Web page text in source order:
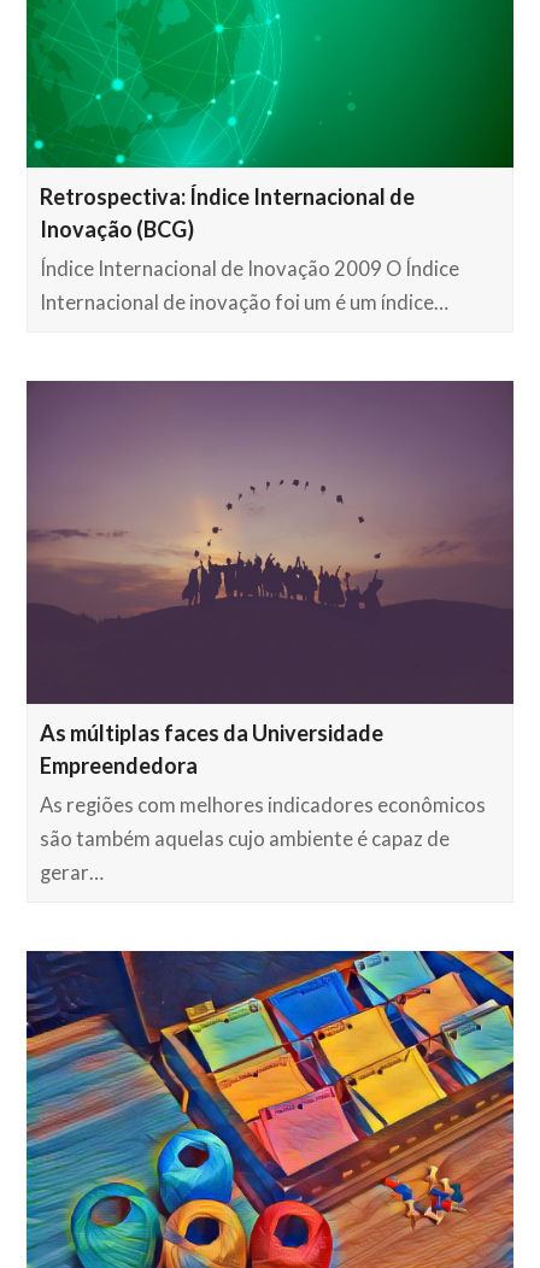
Retrospectiva: Índice Internacional de
Inovação (BCG)
Índice Internacional de Inovação 2009 O Índice
Internacional de inovação foi um é um índice…
As múltiplas faces da Universidade
Empreendedora
As regiões com melhores indicadores econômicos
são também aquelas cujo ambiente é capaz de
gerar…